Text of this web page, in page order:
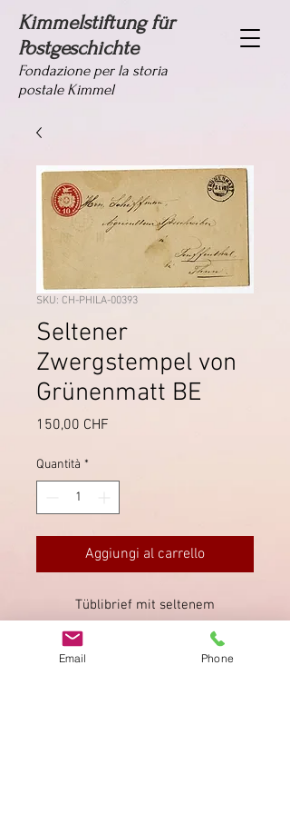
Kimmelstiftung für
Postgeschichte
Fondazione per la storia
postale Kimmel
SKU: CH-PHILA-00393
Seltener
Zwergstempel von
Grünenmatt BE
150,00 CHF
Quantità *
Aggiungi al carrello
Tüblibrief mit seltenem
Zwergstempel von Grünenmatt nach
Thun, mit Transitstempel Burgdorf
Email Phone